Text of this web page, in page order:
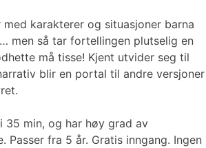
karakterer og situasjoner barna
men så tar fortellingen plutselig en
må tisse! Kjent utvider seg til
blir en portal til andre versjoner
35 min, og har høy grad av
Passer fra 5 år. Gratis inngang. Ingen